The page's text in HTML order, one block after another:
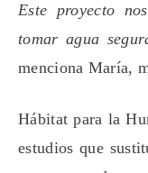
Este proyecto
tomar agua
menciona María,
Hábitat para la
estudios que